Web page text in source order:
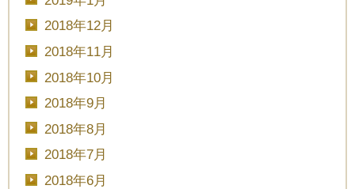
2018年12月
2018年11月
2018年10月
2018年9月
2018年8月
2018年7月
2018年6月